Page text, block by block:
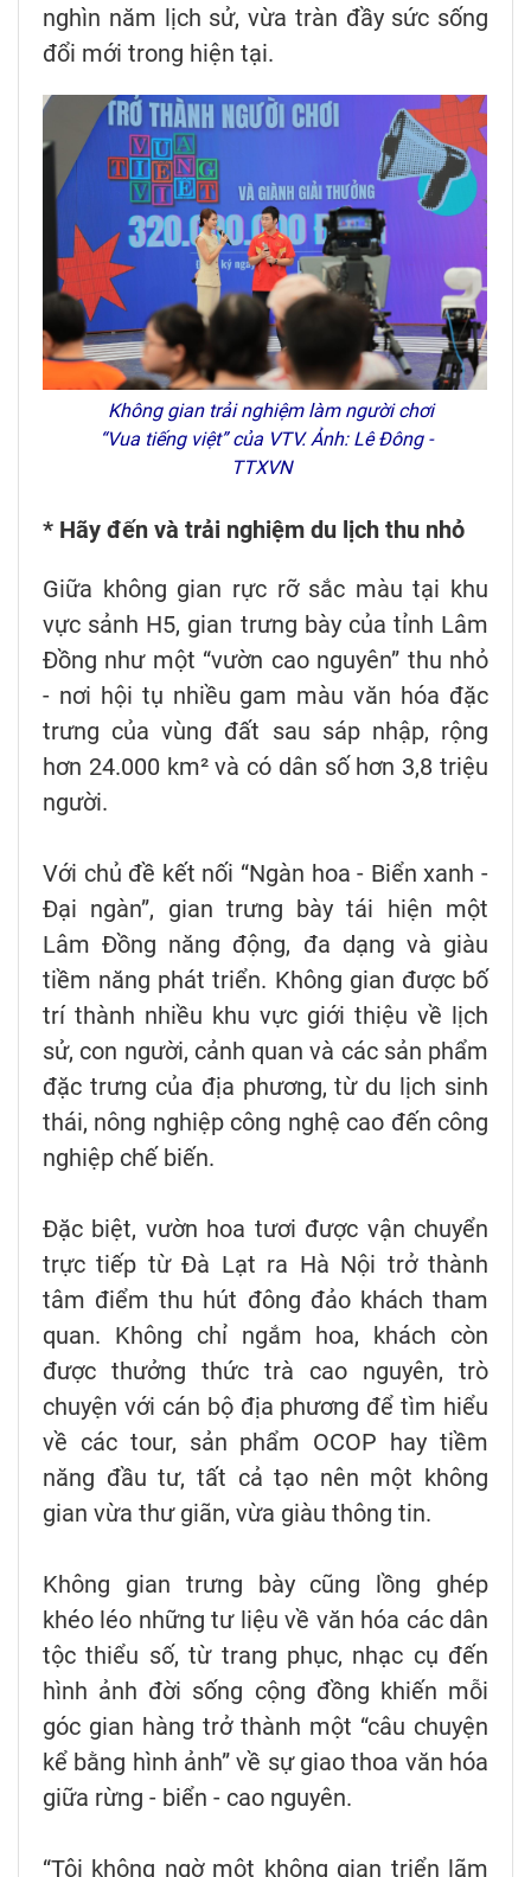
nghìn năm lịch sử, vừa tràn đầy sức sống
đổi mới trong hiện tại.
Không gian trải nghiệm làm người chơi
“Vua tiếng việt” của VTV. Ảnh: Lê Đông -
TTXVN
* Hãy đến và trải nghiệm du lịch thu nhỏ
Giữa không gian rực rỡ sắc màu tại khu
vực sảnh H5, gian trưng bày của tỉnh Lâm
Đồng như một “vườn cao nguyên” thu nhỏ
- nơi hội tụ nhiều gam màu văn hóa đặc
trưng của vùng đất sau sáp nhập, rộng
hơn 24.000 km² và có dân số hơn 3,8 triệu
người.
Với chủ đề kết nối “Ngàn hoa - Biển xanh -
Đại ngàn”, gian trưng bày tái hiện một
Lâm Đồng năng động, đa dạng và giàu
tiềm năng phát triển. Không gian được bố
trí thành nhiều khu vực giới thiệu về lịch
sử, con người, cảnh quan và các sản phẩm
đặc trưng của địa phương, từ du lịch sinh
thái, nông nghiệp công nghệ cao đến công
nghiệp chế biến.
Đặc biệt, vườn hoa tươi được vận chuyển
trực tiếp từ Đà Lạt ra Hà Nội trở thành
tâm điểm thu hút đông đảo khách tham
quan. Không chỉ ngắm hoa, khách còn
được thưởng thức trà cao nguyên, trò
chuyện với cán bộ địa phương để tìm hiểu
về các tour, sản phẩm OCOP hay tiềm
năng đầu tư, tất cả tạo nên một không
gian vừa thư giãn, vừa giàu thông tin.
Không gian trưng bày cũng lồng ghép
khéo léo những tư liệu về văn hóa các dân
tộc thiểu số, từ trang phục, nhạc cụ đến
hình ảnh đời sống cộng đồng khiến mỗi
góc gian hàng trở thành một “câu chuyện
kể bằng hình ảnh” về sự giao thoa văn hóa
giữa rừng - biển - cao nguyên.
“Tôi không ngờ một không gian triển lãm